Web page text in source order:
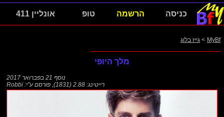
כניסה הרשמה טופ אונליין 411
MyBf
> גייז בלוג
מלך היופי
נוסף 21 בפברואר 2017
רייטינג: 2.88 (1831)
, פורסם ע"י: Robbi